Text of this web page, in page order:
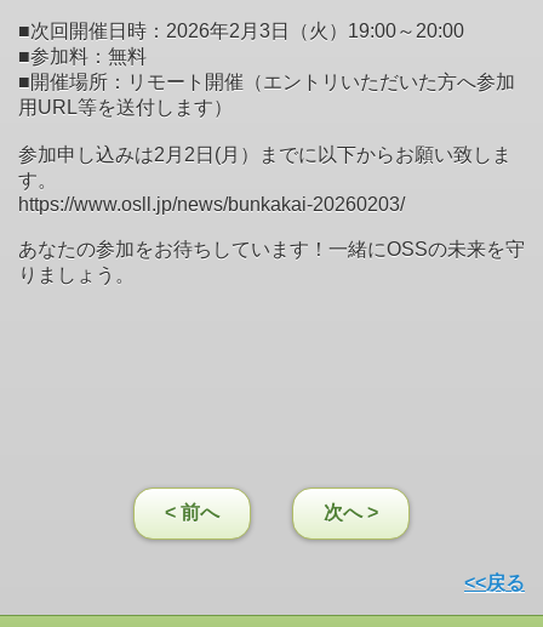
■次回開催日時：2026年2月3日（火）19:00～20:00
■参加料：無料
■開催場所：リモート開催（エントリいただいた方へ参加
用URL等を送付します）
参加申し込みは2月2日(月）までに以下からお願い致しま
す。
https://www.osll.jp/news/bunkakai-20260203/
あなたの参加をお待ちしています！一緒にOSSの未来を守
りましょう。
< 前へ 次へ >
<<戻る